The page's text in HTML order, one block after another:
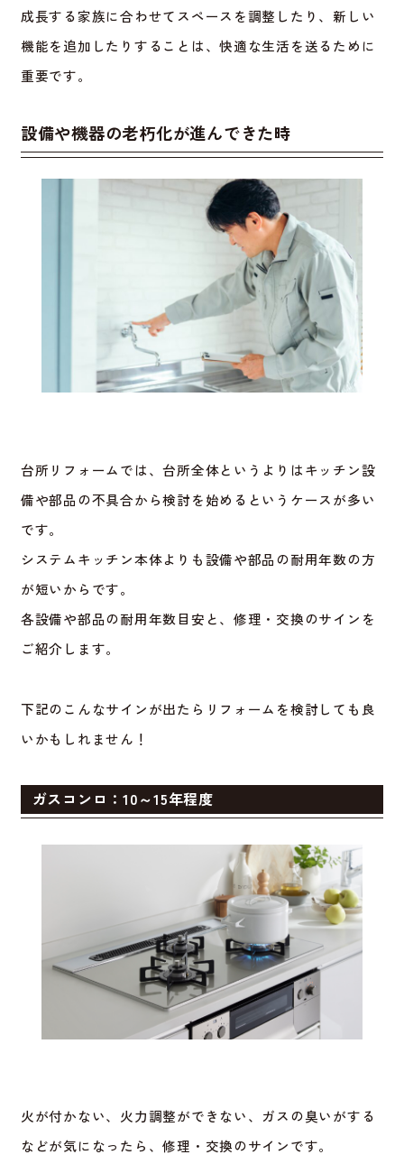
成長する家族に合わせてスペースを調整したり、新しい
機能を追加したりすることは、快適な生活を送るために
重要です。
設備や機器の老朽化が進んできた時
台所リフォームでは、台所全体というよりはキッチン設
備や部品の不具合から検討を始めるというケースが多い
です。
システムキッチン本体よりも設備や部品の耐用年数の方
が短いからです。
各設備や部品の耐用年数目安と、修理・交換のサインを
ご紹介します。
下記のこんなサインが出たらリフォームを検討しても良
いかもしれません！
ガスコンロ：10～15年程度
火が付かない、火力調整ができない、ガスの臭いがする
などが気になったら、修理・交換のサインです。